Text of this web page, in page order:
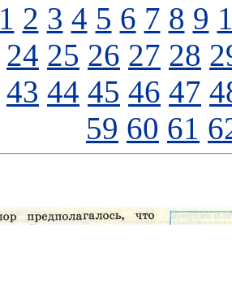
1 2 3 4 5 6 7 8 9
24 25 26 27 28
43 44 45 46 47
59 60 61